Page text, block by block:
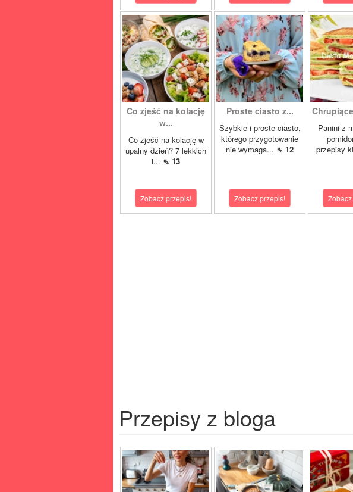
Co zjeść na kolację
w...
Co zjeść na kolację w
upalny dzień? 7 lekkich
i... ⇖ 13
Zobacz przepis!
Proste ciasto z...
Szybkie i proste ciasto,
którego przygotowanie
nie wymaga... ⇖ 12
Zobacz przepis!
Panini z
przepisy
Przepisy z bloga